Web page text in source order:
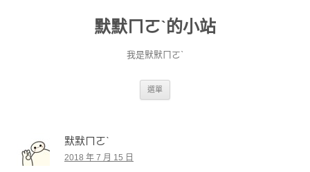
默默ㄇㄛˋ的小站
我是默默ㄇㄛˋ
選單
默默ㄇㄛˋ
2018 年 7 月 15 日